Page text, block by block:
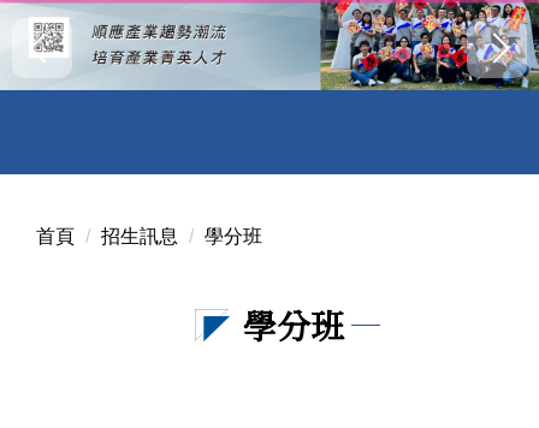
首頁 招生訊息 學分班
學分班